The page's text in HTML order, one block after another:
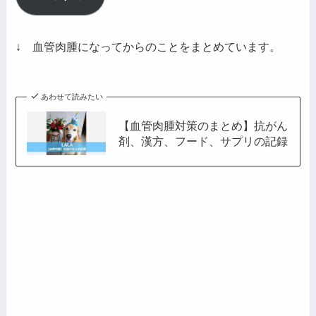
ア
レ
↓ 血管肉腫になってからのことをまとめています。
あわせて読みたい
【血管肉腫対策のまとめ】抗がん
剤、漢方、フード、サプリの記録